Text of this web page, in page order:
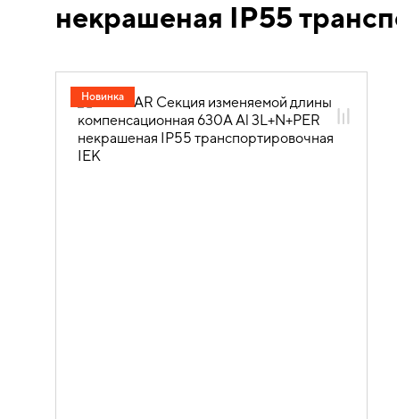
LINEBAR
40.01.01.02.01 Шинопровод Al 4P IP 55
630А
некрашеная IP55
Новинка